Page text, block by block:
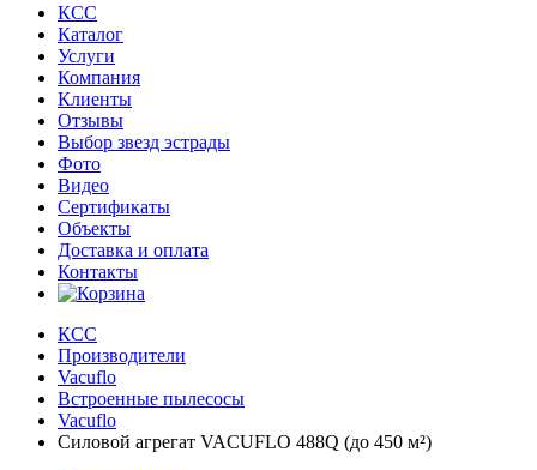
КСС
Каталог
Услуги
Компания
Клиенты
Oтзывы
Выбор звезд эстрады
Фото
Видео
Сертификаты
Объекты
Доставка и оплата
Контакты
КСС
Производители
Vacuflo
Встроенные пылесосы
Vacuflo
Силовой агрегат VACUFLO 488Q (до 450 м²)